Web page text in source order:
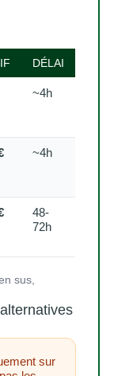
DÉLAI
~4h
~4h
48-
72h
sus,
sur